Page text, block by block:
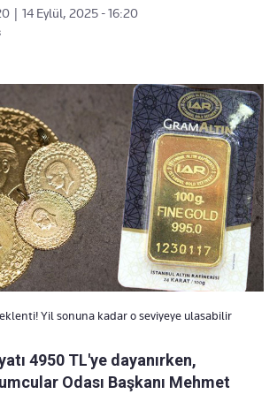
14 Eylül, 2025 - 16:20
Yil sonuna kadar o seviyeye ulasabilir
4950 TL'ye dayanırken,
Odası Başkanı Mehmet